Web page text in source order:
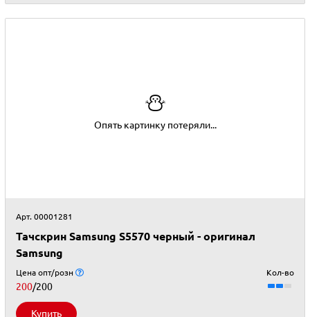
⛄
Опять картинку потеряли...
Арт. 00001281
Тачскрин Samsung S5570 черный - оригинал
Samsung
Цена опт/розн
200/200
Кол-во
Купить